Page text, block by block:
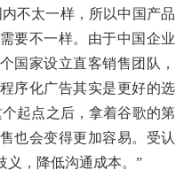
不太一样，所以中国产品
要不一样。由于中国企业
国家设立直客销售团队，
序化广告其实是更好的选
起点之后，拿着谷歌的第
也会变得更加容易。受认
义，降低沟通成本。”